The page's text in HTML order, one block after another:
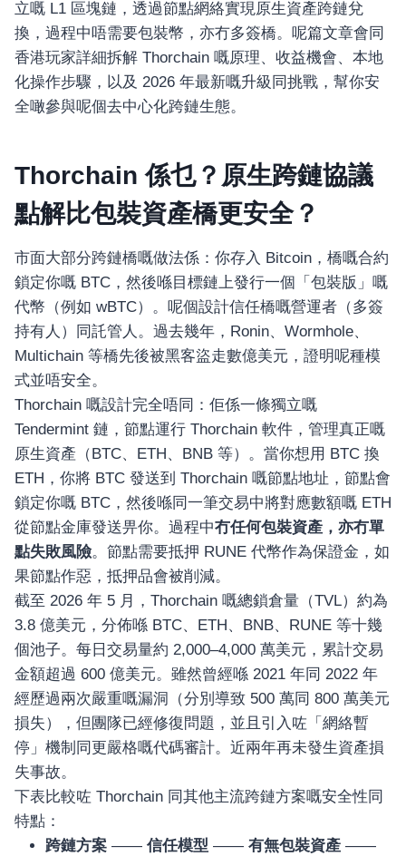
立嘅 L1 區塊鏈，透過節點網絡實現原生資產跨鏈兌
換，過程中唔需要包裝幣，亦冇多簽橋。呢篇文章會同
香港玩家詳細拆解 Thorchain 嘅原理、收益機會、本地
化操作步驟，以及 2026 年最新嘅升級同挑戰，幫你安
全噉參與呢個去中心化跨鏈生態。
Thorchain 係乜？原生跨鏈協議
點解比包裝資產橋更安全？
市面大部分跨鏈橋嘅做法係：你存入 Bitcoin，橋嘅合約
鎖定你嘅 BTC，然後喺目標鏈上發行一個「包裝版」嘅
代幣（例如 wBTC）。呢個設計信任橋嘅營運者（多簽
持有人）同託管人。過去幾年，Ronin、Wormhole、
Multichain 等橋先後被黑客盜走數億美元，證明呢種模
式並唔安全。
Thorchain 嘅設計完全唔同：佢係一條獨立嘅
Tendermint 鏈，節點運行 Thorchain 軟件，管理真正嘅
原生資產（BTC、ETH、BNB 等）。當你想用 BTC 換
ETH，你將 BTC 發送到 Thorchain 嘅節點地址，節點會
鎖定你嘅 BTC，然後喺同一筆交易中將對應數額嘅 ETH
從節點金庫發送畀你。過程中冇任何包裝資產，亦冇單
點失敗風險。節點需要抵押 RUNE 代幣作為保證金，如
果節點作惡，抵押品會被削減。
截至 2026 年 5 月，Thorchain 嘅總鎖倉量（TVL）約為
3.8 億美元，分佈喺 BTC、ETH、BNB、RUNE 等十幾
個池子。每日交易量約 2,000–4,000 萬美元，累計交易
金額超過 600 億美元。雖然曾經喺 2021 年同 2022 年
經歷過兩次嚴重嘅漏洞（分別導致 500 萬同 800 萬美元
損失），但團隊已經修復問題，並且引入咗「網絡暫
停」機制同更嚴格嘅代碼審計。近兩年再未發生資產損
失事故。
下表比較咗 Thorchain 同其他主流跨鏈方案嘅安全性同
特點：
跨鏈方案 —— 信任模型 —— 有無包裝資產 ——